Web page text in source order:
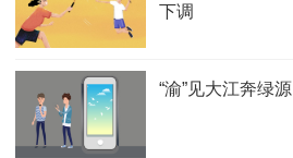
下调
“渝”见大江奔绿源